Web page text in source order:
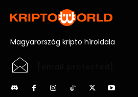
Magyarország kripto híroldala